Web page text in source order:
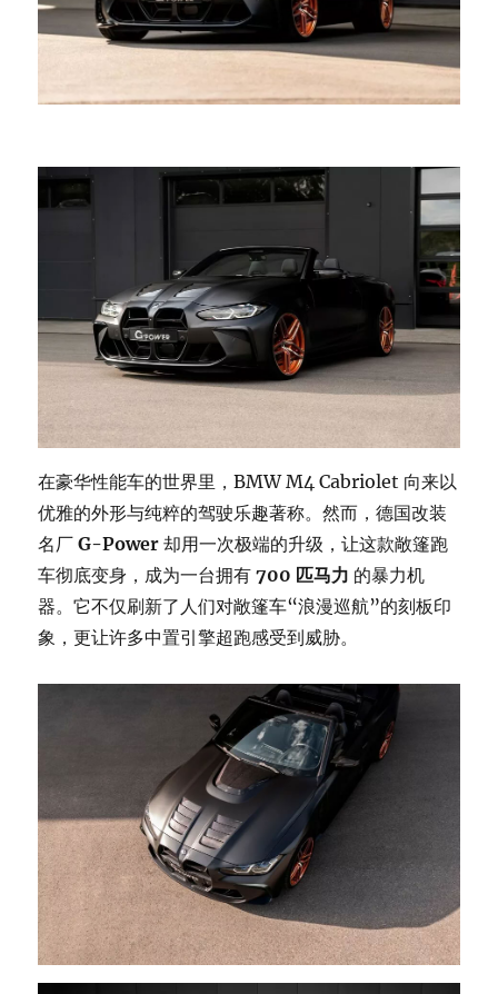
在豪华性能车的世界里，BMW M4 Cabriolet 向来以
优雅的外形与纯粹的驾驶乐趣著称。然而，德国改装
名厂G-Power 却用一次极端的升级，让这款敞篷跑
车彻底变身，成为一台拥有700 匹马力 的暴力机
器。它不仅刷新了人们对敞篷车“浪漫巡航”的刻板印
象，更让许多中置引擎超跑感受到威胁。